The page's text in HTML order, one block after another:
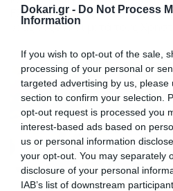
Dokari.gr - Do Not Process
Information
If you wish to opt-out of the sale,
processing of your personal or
targeted advertising by us, please
section to confirm your selection.
opt-out request is processed you
interest-based ads based on
us or personal information
your opt-out. You may separately
disclosure of your personal
IAB’s list of downstream
Ελευσίνας έχει αρχίσει το
νέας σεζόν και μετά τους
και ο Νίκος Γκεμίσης. Ο
τη συνεργασία του με τον
βρίσκεται σε αναζήτηση νέας